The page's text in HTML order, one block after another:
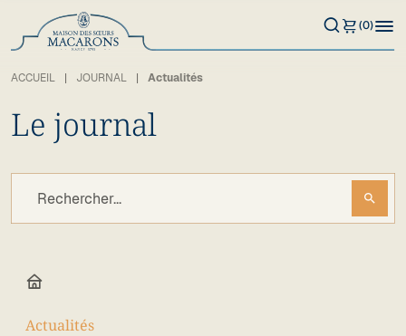
(0)
ACCUEIL JOURNAL Actualités
Le journal
search
Actualités